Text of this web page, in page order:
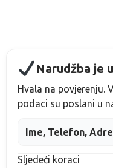
Narudžba je
Hvala na povjerenju.
podaci su poslani u
Ime, Telefon,
Sljedeći koraci